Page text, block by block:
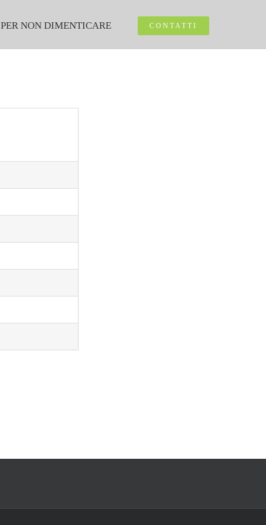
PER NON DIMENTICARE CONTATTI